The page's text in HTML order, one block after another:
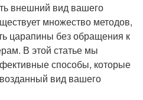
внешний вид вашего
множество методов,
царапины без обращения к
В этой статье мы
способы, которые
вид вашего